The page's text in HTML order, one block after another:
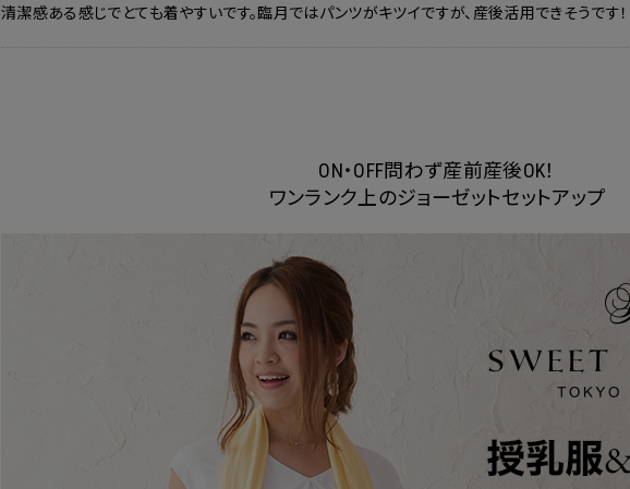
清潔感ある感じでとても着やすいです。臨月ではパンツがキツイですが、産後活用できそうです！
ON・OFF問わず産前産後OK！
ワンランク上のジョーゼットセットアップ